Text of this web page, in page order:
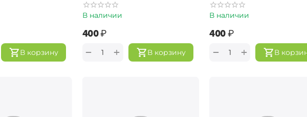
В корзину
В наличии
‍400‍₽
В корзину
+
−
В наличии
‍400‍₽
В
+
−